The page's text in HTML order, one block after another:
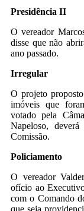
Presidência II
O vereador
disse que não
ano passado.
Irregular
O projeto
imóveis que
votado pela
Napeloso,
Comissão.
Policiamento
O vereador
ofício ao
com o Comando
que seja